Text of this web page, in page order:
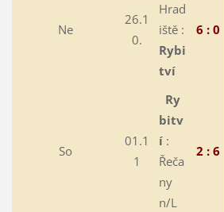
Ne
26.1
0.
Hrad
iště :
Rybi
tví
6 : 0
So
01.1
1
Ry
bitv
í:
Řeča
ny
n/L
2 : 6